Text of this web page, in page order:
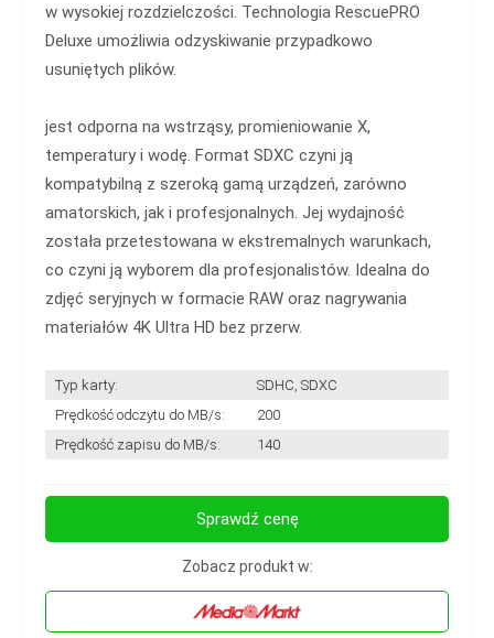
w wysokiej rozdzielczości. Technologia RescuePRO
Deluxe umożliwia odzyskiwanie przypadkowo
usuniętych plików.
jest odporna na wstrząsy, promieniowanie X,
temperatury i wodę. Format SDXC czyni ją
kompatybilną z szeroką gamą urządzeń, zarówno
amatorskich, jak i profesjonalnych. Jej wydajność
została przetestowana w ekstremalnych warunkach,
co czyni ją wyborem dla profesjonalistów. Idealna do
zdjęć seryjnych w formacie RAW oraz nagrywania
materiałów 4K Ultra HD bez przerw.
Typ karty:
SDHC, SDXC
Prędkość odczytu do MB/s:
200
Prędkość zapisu do MB/s:
140
Sprawdź cenę
Zobacz produkt w: